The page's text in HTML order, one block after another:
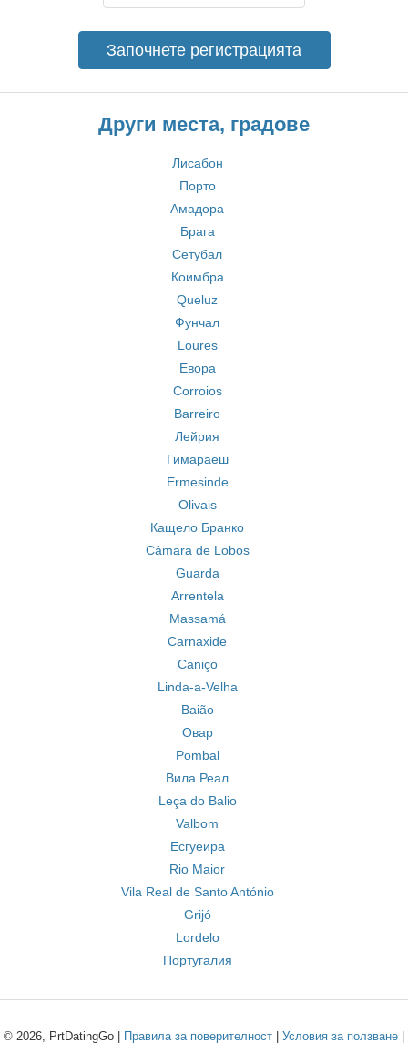
Започнете регистрацията
Други места, градове
Лисабон
Порто
Амадора
Брага
Сетубал
Коимбра
Queluz
Фунчал
Loures
Евора
Corroios
Barreiro
Лейрия
Гимараеш
Ermesinde
Olivais
Кащело Бранко
Câmara de Lobos
Guarda
Arrentela
Massamá
Carnaxide
Caniço
Linda-a-Velha
Baião
Овар
Pombal
Вила Реал
Leça do Balio
Valbom
Есгуеира
Rio Maior
Vila Real de Santo António
Grijó
Lordelo
Португалия
© 2026, PrtDatingGo | Правила за поверителност Условия за ползване